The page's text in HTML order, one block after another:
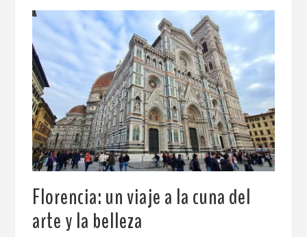
Florencia: un viaje a la cuna del
arte y la belleza